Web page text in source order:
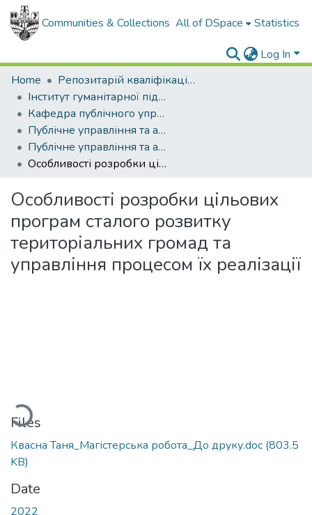
Communities & Collections All of DSpace Statistics
Log In
Home
Репозитарій кваліфікаційних робіт здобувачів вищої освіти
Інститут гуманітарної підготовки та державного управління
Кафедра публічного управління та адміністрування
Публічне управління та адміністрування (рівень магістр)
Публічне управління та адміністрування, магістр, 2022
Особливості розробки цільових програм сталого розвитку територіальних громад та управління процесом їх реалізації
Особливості розробки цільових
програм сталого розвитку
територіальних громад та
управління процесом їх реалізації
Files
Квасна Таня_Магістерська робота_До друку.doc (803.5
KB)
Date
2022